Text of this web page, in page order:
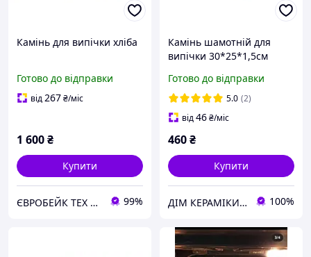
Камінь для випічки хліба
Готово до відправки
від267₴/міс
1 600₴
Купити
ЄВРОБЕЙК ТЕХ Біла Церква 99%
Камінь шамотній для
випічки 30*25*1,5см
Готово до відправки
5.0 (2)
від46₴/міс
460₴
Купити
ДІМ КЕРАМІКИ Shostak 100%